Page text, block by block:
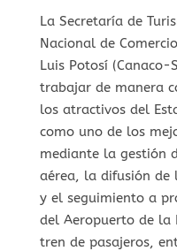
La Secretaría de
Nacional de
Luis Potosí
trabajar de manera
los atractivos del
como uno de los
mediante la gestión
aérea, la difusión de
y el seguimiento a
del Aeropuerto de la
tren de pasajeros,